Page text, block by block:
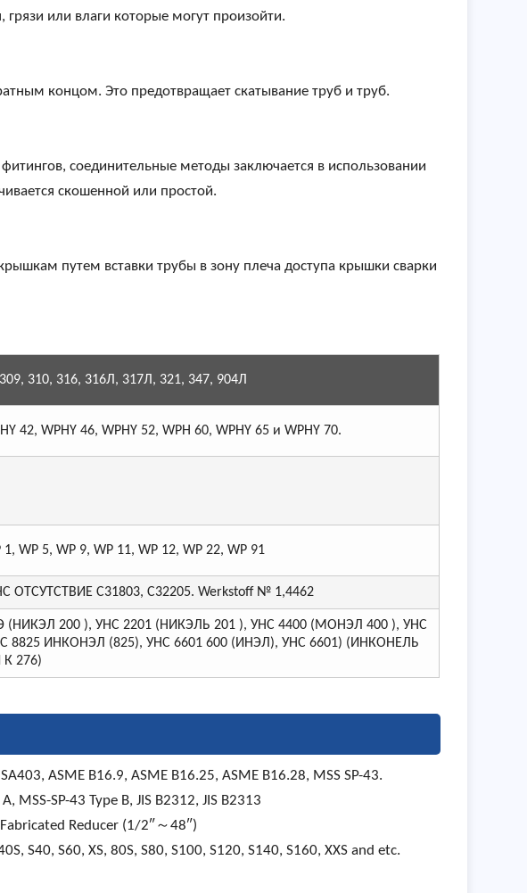
или влаги которые могут произойти.
концом. Это предотвращает скатывание труб и труб.
соединительные методы заключается в использовании
скошенной или простой.
путем вставки трубы в зону плеча доступа крышки сварки
310, 316, 316Л, 317Л, 321, 347, 904Л
42, WPHY 46, WPHY 52, WPH 60, WPHY 65 и WPHY 70.
5, WP 9, WP 11, WP 12, WP 22, WP 91
ОТСУТСТВИЕ С31803, С32205. Werkstoff № 1,4462
200 ), УНС 2201 (НИКЭЛЬ 201 ), УНС 4400 (МОНЭЛ 400 ), УНС
8825 ИНКОНЭЛ (825), УНС 6601 600 (ИНЭЛ), УНС 6601) (ИНКОНЕЛЬ
276)
ASME B16.9, ASME B16.25, ASME B16.28, MSS SP-43.
MSS-SP-43 Type B, JIS B2312, JIS B2313
Reducer (1/2″～48″)
S40, S60, XS, 80S, S80, S100, S120, S140, S160, XXS and etc.